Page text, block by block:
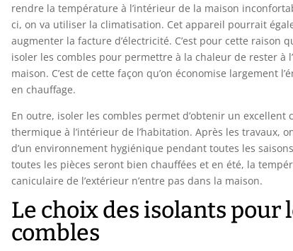
rendre la température à l’intérieur de la maison
ci, on va utiliser la climatisation. Cet appareil pourrait
augmenter la facture d’électricité. C’est pour cette raison
isoler les combles pour permettre à la chaleur de rester à
maison. C’est de cette façon qu’on économise largement
en chauffage.
En outre, isoler les combles permet d’obtenir un excellent
thermique à l’intérieur de l’habitation. Après les travaux,
d’un environnement hygiénique pendant toutes les
toutes les pièces seront bien chauffées et en été, la
caniculaire de l’extérieur n’entre pas dans la maison.
Le choix des isolants pour
combles